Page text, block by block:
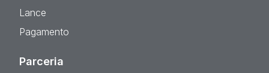
Lance
Pagamento
Parceria